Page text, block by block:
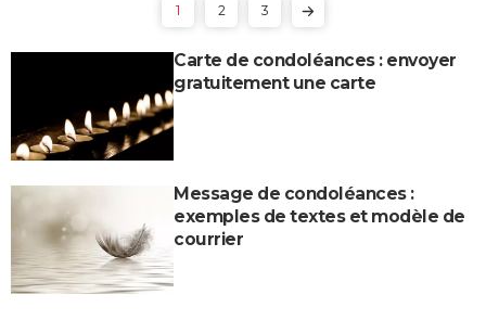
1 2 3
Carte de condoléances : envoyer
gratuitement une carte
Message de condoléances :
exemples de textes et modèle de
courrier